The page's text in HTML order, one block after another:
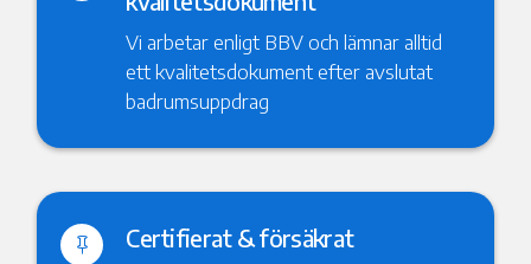
Vi arbetar enligt BBV och lämnar alltid
ett kvalitetsdokument efter avslutat
badrumsuppdrag
 Certifierat & försäkrat